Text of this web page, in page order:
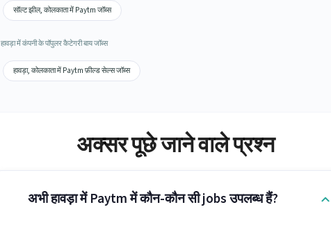
सॉल्ट झील, कोलकाता में Paytm जॉब्स
हावड़ा में कंपनी के पॉपुलर कैटेगरी बाय जॉब्स
हावड़ा, कोलकाता में Paytm फ़ील्ड सेल्स जॉब्स
अक्सर पूछे जाने वाले प्रश्न
अभी हावड़ा में Paytm में कौन-कौन सी jobs उपलब्ध हैं?